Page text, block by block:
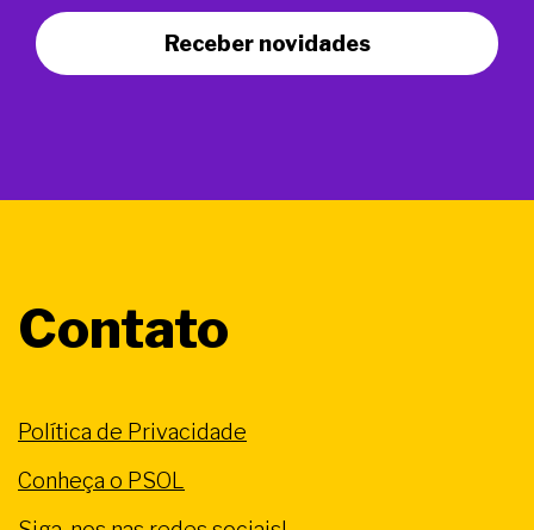
Receber novidades
Contato
Política de Privacidade
Conheça o PSOL